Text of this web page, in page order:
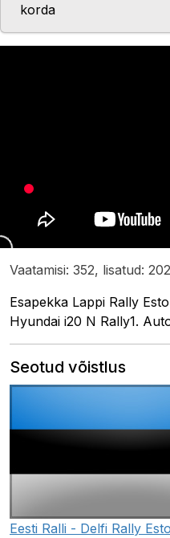
korda
Vaatamisi: 352, lisatud:
Esapekka Lappi Rally
Hyundai i20 N Rally1.
Seotud võistlus
Eesti Ralli - Delfi Rally